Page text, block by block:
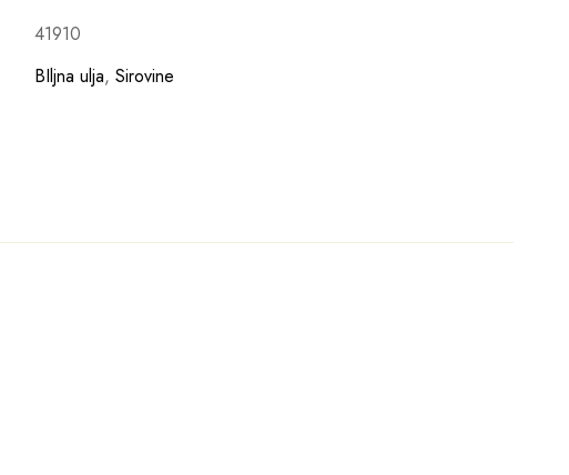
41910
BIljna ulja, Sirovine